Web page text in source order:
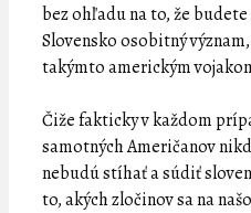
bez ohľadu na to, že
Slovensko osobitný
takýmto americkým
Čiže fakticky v každom
samotných Američanov
nebudú stíhať a súdiť
to, akých zločinov sa na